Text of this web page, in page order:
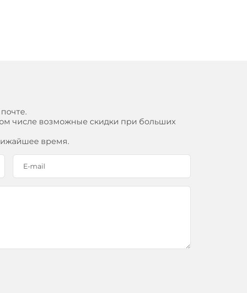
числе возможные скидки при больших
время.